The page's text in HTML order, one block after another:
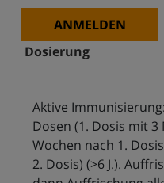
ANMELDEN
Dosierung
Aktive
Dosen (1. Dosis mit 3
Wochen nach 1.
2. Dosis) (>6 J.).